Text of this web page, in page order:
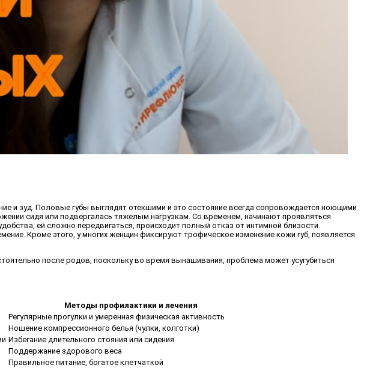
и зуд. Половые губы выглядят отекшими и это состояние всегда сопровождается ноющими
сидя или подвергалась тяжелым нагрузкам. Со временем, начинают проявляться
ей сложно передвигаться, происходит полный отказ от интимной близости.
Кроме этого, у многих женщин фиксируют трофическое изменение кожи губ, появляется
после родов, поскольку во время вынашивания, проблема может усугубиться
Методы профилактики и лечения
Регулярные прогулки и умеренная физическая активность
Ношение компрессионного белья (чулки, колготки)
Избегание длительного стояния или сидения
Поддержание здорового веса
Правильное питание, богатое клетчаткой